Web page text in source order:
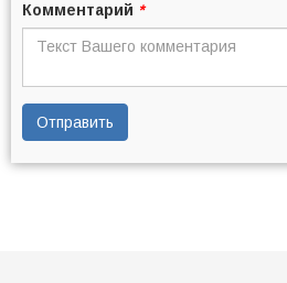
Комментарий *
Отправить